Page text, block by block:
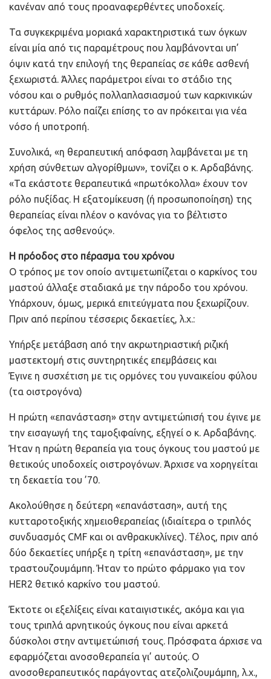
κανέναν από τους προαναφερθέντες υποδοχείς.
Τα συγκεκριμένα μοριακά χαρακτηριστικά των όγκων
είναι μία από τις παραμέτρους που λαμβάνονται υπ’
όψιν κατά την επιλογή της θεραπείας σε κάθε ασθενή
ξεχωριστά. Άλλες παράμετροι είναι το στάδιο της
νόσου και ο ρυθμός πολλαπλασιασμού των καρκινικών
κυττάρων. Ρόλο παίζει επίσης το αν πρόκειται για νέα
νόσο ή υποτροπή.
Συνολικά, «η θεραπευτική απόφαση λαμβάνεται με τη
χρήση σύνθετων αλγορίθμων», τονίζει ο κ. Αρδαβάνης.
«Τα εκάστοτε θεραπευτικά «πρωτόκολλα» έχουν τον
ρόλο πυξίδας. Η εξατομίκευση (ή προσωποποίηση) της
θεραπείας είναι πλέον ο κανόνας για το βέλτιστο
όφελος της ασθενούς».
Η πρόοδος στο πέρασμα του χρόνου
Ο τρόπος με τον οποίο αντιμετωπίζεται ο καρκίνος του
μαστού άλλαξε σταδιακά με την πάροδο του χρόνου.
Υπάρχουν, όμως, μερικά επιτεύγματα που ξεχωρίζουν.
Πριν από περίπου τέσσερις δεκαετίες, λ.χ.:
Υπήρξε μετάβαση από την ακρωτηριαστική ριζική
μαστεκτομή στις συντηρητικές επεμβάσεις και
Έγινε η συσχέτιση με τις ορμόνες του γυναικείου φύλου
(τα οιστρογόνα)
Η πρώτη «επανάσταση» στην αντιμετώπισή του έγινε με
την εισαγωγή της ταμοξιφαίνης, εξηγεί ο κ. Αρδαβάνης.
Ήταν η πρώτη θεραπεία για τους όγκους του μαστού με
θετικούς υποδοχείς οιστρογόνων. Άρχισε να χορηγείται
τη δεκαετία του ’70.
Ακολούθησε η δεύτερη «επανάσταση», αυτή της
κυτταροτοξικής χημειοθεραπείας (ιδιαίτερα ο τριπλός
συνδυασμός CMF και οι ανθρακυκλίνες). Τέλος, πριν από
δύο δεκαετίες υπήρξε η τρίτη «επανάσταση», με την
τραστουζουμάμπη. Ήταν το πρώτο φάρμακο για τον
HER2 θετικό καρκίνο του μαστού.
Έκτοτε οι εξελίξεις είναι καταιγιστικές, ακόμα και για
τους τριπλά αρνητικούς όγκους που είναι αρκετά
δύσκολοι στην αντιμετώπισή τους. Πρόσφατα άρχισε να
εφαρμόζεται ανοσοθεραπεία γι’ αυτούς. Ο
ανοσοθεραπευτικός παράγοντας ατεζολιζουμάμπη, λ.χ.,